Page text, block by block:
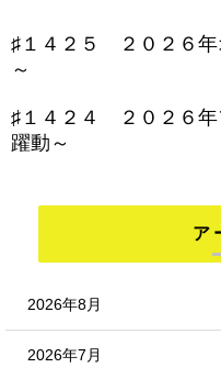
♯１４２５ ２０２６
～
♯１４２４ ２０２６
躍動～
ア
2026年8月
2026年7月